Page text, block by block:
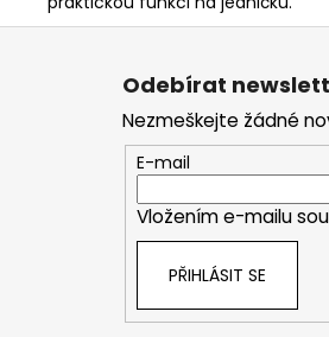
Z
Odebírat
Nezmeškejte žádné
E-mail
Vložením e-mailu
PŘIHLÁSIT SE